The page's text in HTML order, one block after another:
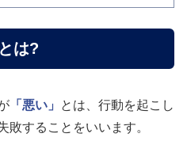
は?
「悪い」
とは、行動を起こし
敗することをいいます。